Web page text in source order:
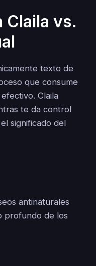
Claila vs.
texto de
que consume
Claila
te da control
significado del
antinaturales
profundo de los